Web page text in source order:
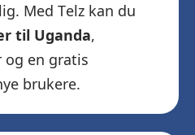
Med Telz kan du
til Uganda,
og en gratis
brukere.